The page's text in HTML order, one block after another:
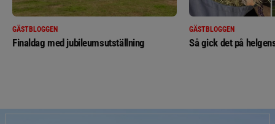
GÄSTBLOGGEN
Finaldag med jubileumsutställning
GÄSTBLOGGEN
Så gick det på